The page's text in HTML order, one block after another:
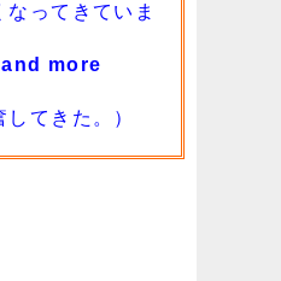
ってきていま
more
てきた。）